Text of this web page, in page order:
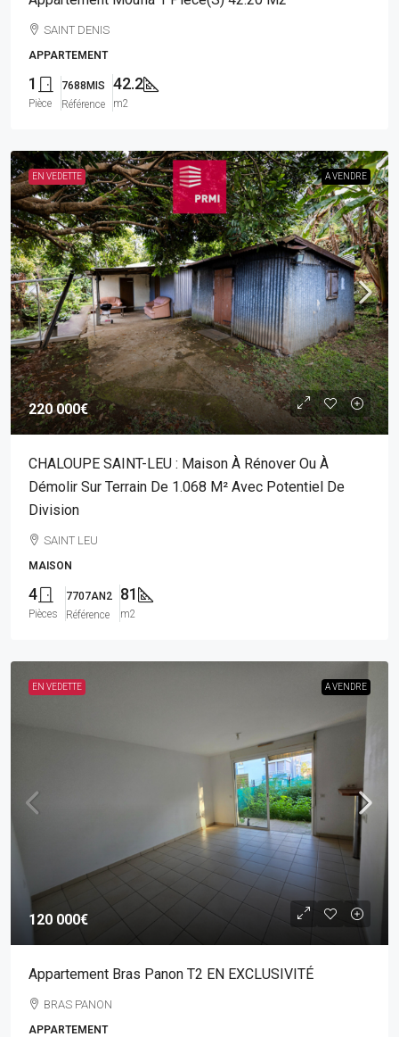
SAINT DENIS
APPARTEMENT
1
Pièce
7688MIS
Référence
42.2
m2
EN VEDETTE A VENDRE
220 000€
CHALOUPE SAINT-LEU : Maison À Rénover Ou À
Démolir Sur Terrain De 1.068 M² Avec Potentiel De
Division
SAINT LEU
MAISON
4
Pièces
7707AN2
Référence
81
m2
EN VEDETTE A VENDRE
120 000€
Appartement Bras Panon T2 EN EXCLUSIVITÉ
BRAS PANON
APPARTEMENT